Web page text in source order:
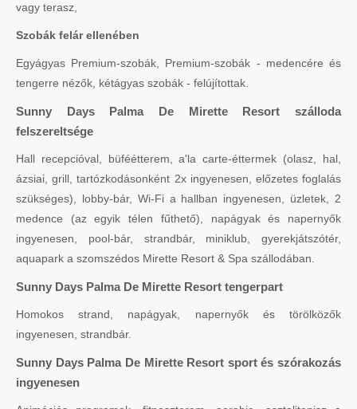
vagy terasz,
Szobák felár ellenében
Egyágyas Premium-szobák, Premium-szobák - medencére és
tengerre nézők, kétágyas szobák - felújítottak.
Sunny Days Palma De Mirette Resort szálloda
felszereltsége
Hall recepcióval, büféétterem, a'la carte-éttermek (olasz, hal,
ázsiai, grill, tartózkodásonként 2x ingyenesen, előzetes foglalás
szükséges), lobby-bár, Wi-Fi a hallban ingyenesen, üzletek, 2
medence (az egyik télen fűthető), napágyak és napernyők
ingyenesen, pool-bár, strandbár, miniklub, gyerekjátszótér,
aquapark a szomszédos Mirette Resort & Spa szállodában.
Sunny Days Palma De Mirette Resort tengerpart
Homokos strand, napágyak, napernyők és törölközők
ingyenesen, strandbár.
Sunny Days Palma De Mirette Resort sport és szórakozás
ingyenesen